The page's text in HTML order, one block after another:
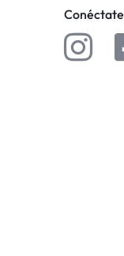
Conéctate